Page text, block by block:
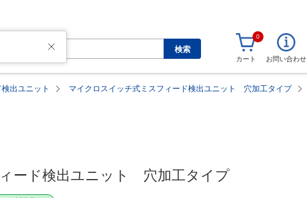
検索
0
カート お問い合わせ
出ユニット
マイクロスイッチ式ミスフィード検出ユニット 穴加工タイプ
ード検出ユニット　穴加工タイプ